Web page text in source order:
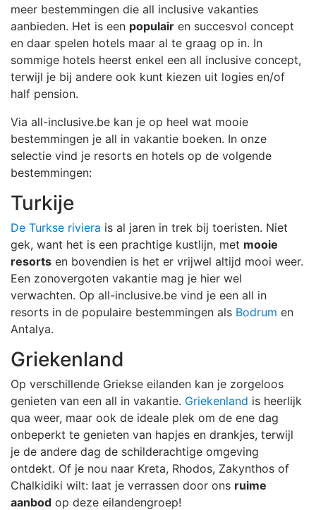
meer bestemmingen die all inclusive vakanties
aanbieden. Het is een populair en succesvol concept
en daar spelen hotels maar al te graag op in. In
sommige hotels heerst enkel een all inclusive concept,
terwijl je bij andere ook kunt kiezen uit logies en/of
half pension.
Via all-inclusive.be kan je op heel wat mooie
bestemmingen je all in vakantie boeken. In onze
selectie vind je resorts en hotels op de volgende
bestemmingen:
Turkije
De Turkse riviera is al jaren in trek bij toeristen. Niet
gek, want het is een prachtige kustlijn, met mooie
resorts en bovendien is het er vrijwel altijd mooi weer.
Een zonovergoten vakantie mag je hier wel
verwachten. Op all-inclusive.be vind je een all in
resorts in de populaire bestemmingen als Bodrum en
Antalya.
Griekenland
Op verschillende Griekse eilanden kan je zorgeloos
genieten van een all in vakantie. Griekenland is heerlijk
qua weer, maar ook de ideale plek om de ene dag
onbeperkt te genieten van hapjes en drankjes, terwijl
je de andere dag de schilderachtige omgeving
ontdekt. Of je nou naar Kreta, Rhodos, Zakynthos of
Chalkidiki wilt: laat je verrassen door ons ruime
aanbod op deze eilandengroep!